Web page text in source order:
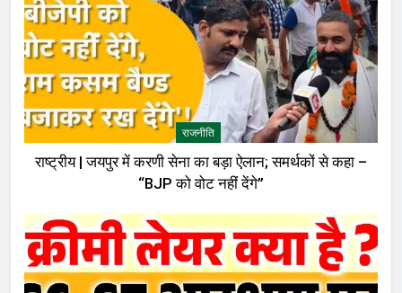
राजनीति
राष्ट्रीय | जयपुर में करणी सेना का बड़ा ऐलान; समर्थकों से कहा –
“BJP को वोट नहीं देंगे”